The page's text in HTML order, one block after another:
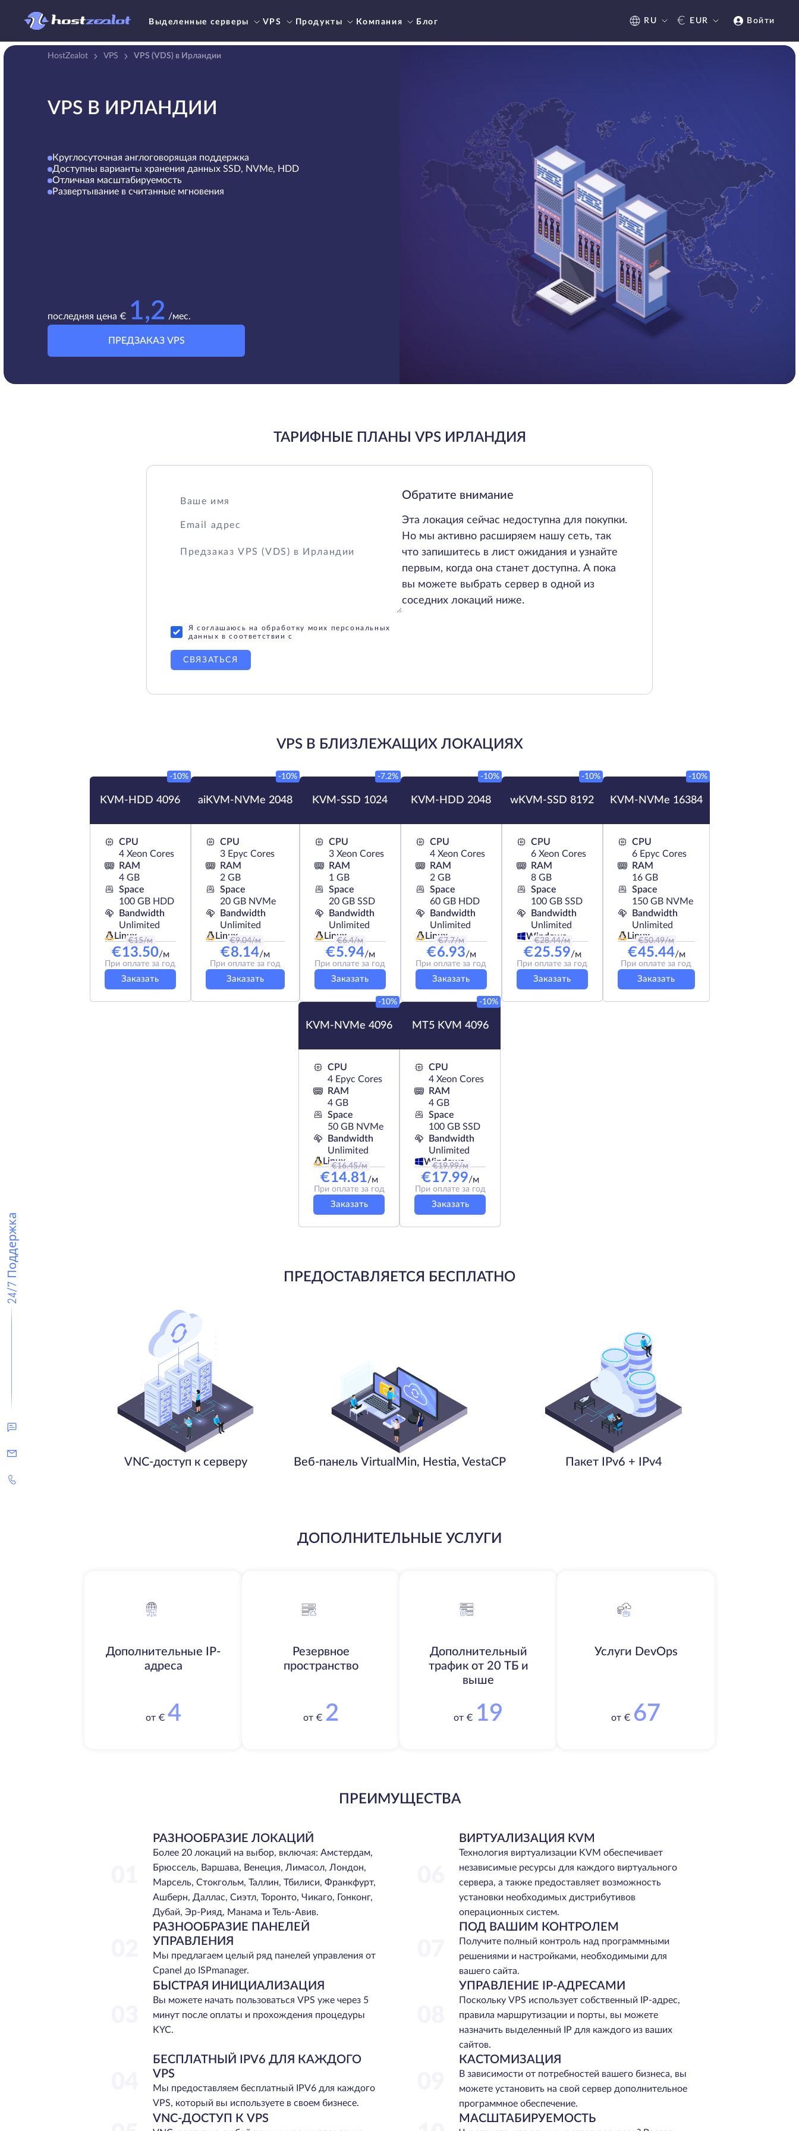
Выделенные серверы VPS Продукты Компания Блог RU € EUR Войти
24/7 Поддержка
HostZealot VPS VPS (VDS) в Ирландии
VPS В ИРЛАНДИИ
Круглосуточная англоговорящая поддержка
Доступны варианты хранения данных SSD, NVMe, HDD
Отличная масштабируемость
Развертывание в считанные мгновения
последняя цена € 1,2 /мес.
ПРЕДЗАКАЗ VPS
ТАРИФНЫЕ ПЛАНЫ VPS ИРЛАНДИЯ
Я соглашаюсь на обработку моих персональных
данных в соответствии с
СВЯЗАТЬСЯ
Обратите внимание
Эта локация сейчас недоступна для покупки.
Но мы активно расширяем нашу сеть, так
что запишитесь в лист ожидания и узнайте
первым, когда она станет доступна. А пока
вы можете выбрать сервер в одной из
соседних локаций ниже.
VPS В БЛИЗЛЕЖАЩИХ ЛОКАЦИЯХ
KVM-HDD 4096
-10%
CPU
4 Xeon Cores
RAM
4 GB
Space
100 GB HDD
Bandwidth
Unlimited
Linux
€15/м
€13.50/м
При оплате за год
Заказать
aiKVM-NVMe 2048
-10%
CPU
3 Epyc Cores
RAM
2 GB
Space
20 GB NVMe
Bandwidth
Unlimited
Linux
€9.04/м
€8.14/м
При оплате за год
Заказать
KVM-SSD 1024
-7.2%
CPU
3 Xeon Cores
RAM
1 GB
Space
20 GB SSD
Bandwidth
Unlimited
Linux
€6.4/м
€5.94/м
При оплате за год
Заказать
KVM-HDD 2048
-10%
CPU
4 Xeon Cores
RAM
2 GB
Space
60 GB HDD
Bandwidth
Unlimited
Linux
€7.7/м
€6.93/м
При оплате за год
Заказать
wKVM-SSD 8192
-10%
CPU
6 Xeon Cores
RAM
8 GB
Space
100 GB SSD
Bandwidth
Unlimited
Windows
€28.44/м
€25.59/м
При оплате за год
Заказать
KVM-NVMe 16384
-10%
CPU
6 Epyc Cores
RAM
16 GB
Space
150 GB NVMe
Bandwidth
Unlimited
Linux
€50.49/м
€45.44/м
При оплате за год
Заказать
KVM-NVMe 4096
-10%
CPU
4 Epyc Cores
RAM
4 GB
Space
50 GB NVMe
Bandwidth
Unlimited
Linux
€16.45/м
€14.81/м
При оплате за год
Заказать
MT5 KVM 4096
-10%
CPU
4 Xeon Cores
RAM
4 GB
Space
100 GB SSD
Bandwidth
Unlimited
Windows
€19.99/м
€17.99/м
При оплате за год
Заказать
ПРЕДОСТАВЛЯЕТСЯ БЕСПЛАТНО
VNC-доступ к серверу Веб-панель VirtualMin, Hestia, VestaCP Пакет IPv6 + IPv4
ДОПОЛНИТЕЛЬНЫЕ УСЛУГИ
Дополнительные IP-
адреса
от € 4
Резервное
пространство
от € 2
Дополнительный
трафик от 20 ТБ и
выше
от € 19
Услуги DevOps
от € 67
ПРЕИМУЩЕСТВА
РАЗНООБРАЗИЕ ЛОКАЦИЙ
Более 20 локаций на выбор, включая: Амстердам,
Брюссель, Варшава, Венеция, Лимасол, Лондон,
Марсель, Стокгольм, Таллин, Тбилиси, Франкфурт,
Ашберн, Даллас, Сиэтл, Торонто, Чикаго, Гонконг,
Дубай, Эр-Рияд, Манама и Тель-Авив.
ВИРТУАЛИЗАЦИЯ KVM
Технология виртуализации KVM обеспечивает
независимые ресурсы для каждого виртуального
сервера, а также предоставляет возможность
установки необходимых дистрибутивов
операционных систем.
РАЗНООБРАЗИЕ ПАНЕЛЕЙ
УПРАВЛЕНИЯ
Мы предлагаем целый ряд панелей управления от
Cpanel до ISPmanager.
ПОД ВАШИМ КОНТРОЛЕМ
Получите полный контроль над программными
решениями и настройками, необходимыми для
вашего сайта.
БЫСТРАЯ ИНИЦИАЛИЗАЦИЯ
Вы можете начать пользоваться VPS уже через 5
минут после оплаты и прохождения процедуры
KYC.
УПРАВЛЕНИЕ IP-АДРЕСАМИ
Поскольку VPS использует собственный IP-адрес,
правила маршрутизации и порты, вы можете
назначить выделенный IP для каждого из ваших
сайтов.
БЕСПЛАТНЫЙ IPV6 ДЛЯ КАЖДОГО
VPS
Мы предоставляем бесплатный IPV6 для каждого
VPS, который вы используете в своем бизнесе.
КАСТОМИЗАЦИЯ
В зависимости от потребностей вашего бизнеса, вы
можете установить на свой сервер дополнительное
программное обеспечение.
VNC-ДОСТУП К VPS МАСШТАБИРУЕМОСТЬ